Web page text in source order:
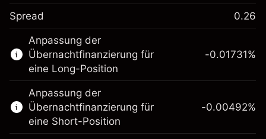
Dieser Finanzmarkt steht für das CFD-
Trading zur Verfügung.
Erfahren Sie mehr über:
CFDs
Spread 0.26
Anpassung der
Übernachtfinanzierung für
eine Long-Position
-0.01731%
Anpassung der
Übernachtfinanzierung für
eine Short-Position
-0.00492%